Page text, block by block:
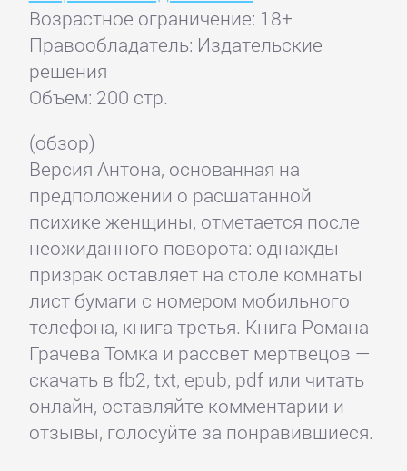
Возрастное ограничение: 18+
Правообладатель: Издательские
решения
Объем: 200 стр.
(обзор)
Версия Антона, основанная на
предположении о расшатанной
психике женщины, отметается после
неожиданного поворота: однажды
призрак оставляет на столе комнаты
лист бумаги с номером мобильного
телефона, книга третья. Книга Романа
Грачева Томка и рассвет мертвецов —
скачать в fb2, txt, epub, pdf или читать
онлайн, оставляйте комментарии и
отзывы, голосуйте за понравившиеся.